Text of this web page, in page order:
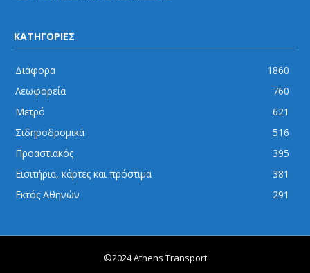
ΚΑΤΗΓΟΡΙΕΣ
Διάφορα
1860
Λεωφορεία
760
Μετρό
621
Σιδηροδρομικά
516
Προαστιακός
395
Εισιτήρια, κάρτες και πρόστιμα
381
Εκτός Αθηνών
291
©2024 Athens Transport